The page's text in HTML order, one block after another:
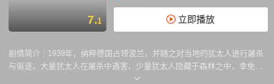
7.1 立即播放
剧情简介 : 1939年，纳粹德国占领波兰，并随之对当地的犹太人进行屠杀
与驱逐。大量犹太人在屠杀中遇害，少量犹太人隐藏于森林之中，幸免于
难。图维那比尔斯基（丹尼尔·克雷格饰）便是这群犹太人中的一员。但他